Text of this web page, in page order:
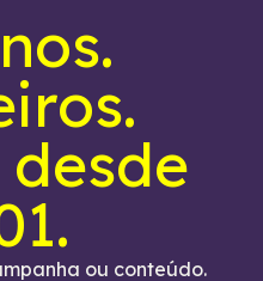
ou conteúdo.